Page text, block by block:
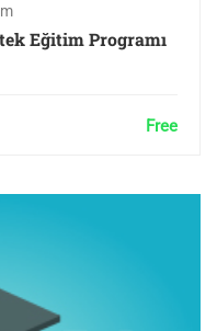
Eğitim Programı
Free